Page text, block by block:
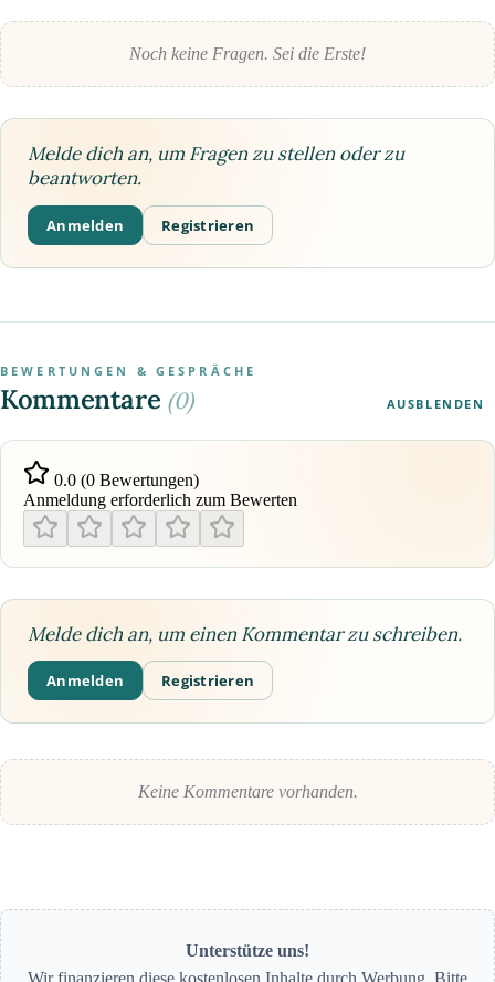
Noch keine Fragen. Sei die Erste!
Melde dich an, um Fragen zu stellen oder zu
beantworten.
Anmelden Registrieren
BEWERTUNGEN & GESPRÄCHE
Kommentare (0) AUSBLENDEN
0.0 (0 Bewertungen)
Anmeldung erforderlich zum Bewerten
Melde dich an, um einen Kommentar zu schreiben.
Anmelden Registrieren
Keine Kommentare vorhanden.
Unterstütze uns!